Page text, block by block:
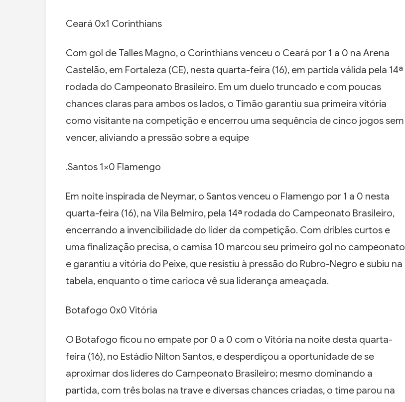
Ceará 0x1 Corinthians
Com gol de Talles Magno, o Corinthians venceu o Ceará por 1 a 0 na Arena
Castelão, em Fortaleza (CE), nesta quarta-feira (16), em partida válida pela 14ª
rodada do Campeonato Brasileiro. Em um duelo truncado e com poucas
chances claras para ambos os lados, o Timão garantiu sua primeira vitória
como visitante na competição e encerrou uma sequência de cinco jogos sem
vencer, aliviando a pressão sobre a equipe
.Santos 1×0 Flamengo
Em noite inspirada de Neymar, o Santos venceu o Flamengo por 1 a 0 nesta
quarta-feira (16), na Vila Belmiro, pela 14ª rodada do Campeonato Brasileiro,
encerrando a invencibilidade do líder da competição. Com dribles curtos e
uma finalização precisa, o camisa 10 marcou seu primeiro gol no campeonato
e garantiu a vitória do Peixe, que resistiu à pressão do Rubro-Negro e subiu na
tabela, enquanto o time carioca vê sua liderança ameaçada.
Botafogo 0x0 Vitória
O Botafogo ficou no empate por 0 a 0 com o Vitória na noite desta quarta-
feira (16), no Estádio Nilton Santos, e desperdiçou a oportunidade de se
aproximar dos líderes do Campeonato Brasileiro; mesmo dominando a
partida, com três bolas na trave e diversas chances criadas, o time parou na